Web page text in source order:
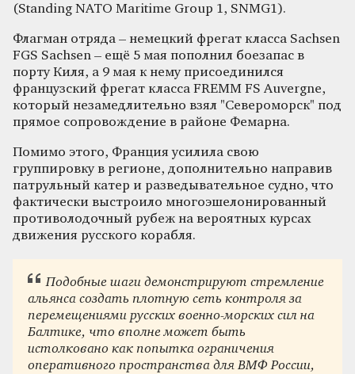
(Standing NATO Maritime Group 1, SNMG1).
Флагман отряда – немецкий фрегат класса Sachsen
FGS Sachsen – ещё 5 мая пополнил боезапас в
порту Киля, а 9 мая к нему присоединился
французский фрегат класса FREMM FS Auvergne,
который незамедлительно взял "Североморск" под
прямое сопровождение в районе Фемарна.
Помимо этого, Франция усилила свою
группировку в регионе, дополнительно направив
патрульный катер и разведывательное судно, что
фактически выстроило многоэшелонированный
противолодочный рубеж на вероятных курсах
движения русского корабля.
Подобные шаги демонстрируют стремление
альянса создать плотную сеть контроля за
перемещениями русских военно-морских сил на
Балтике, что вполне может быть
истолковано как попытка ограничения
оперативного пространства для ВМФ России,